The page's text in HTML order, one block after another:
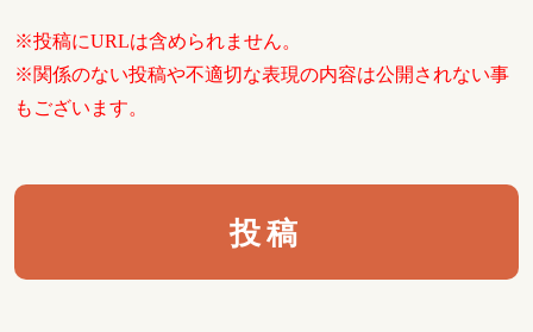
※投稿にURLは含められません。
※関係のない投稿や不適切な表現の内容は公開されない事
もございます。